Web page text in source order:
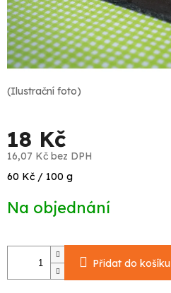
(Ilustrační foto)
18 Kč
16,07 Kč bez DPH
Měrná
60 Kč / 100 g
Na objednání
Přidat do košíku